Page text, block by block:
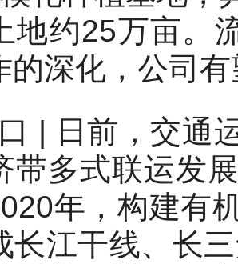
地约25万亩。
的深化，公司
| 日前，交通
带多式联运发
年，构建有
长江干线、长